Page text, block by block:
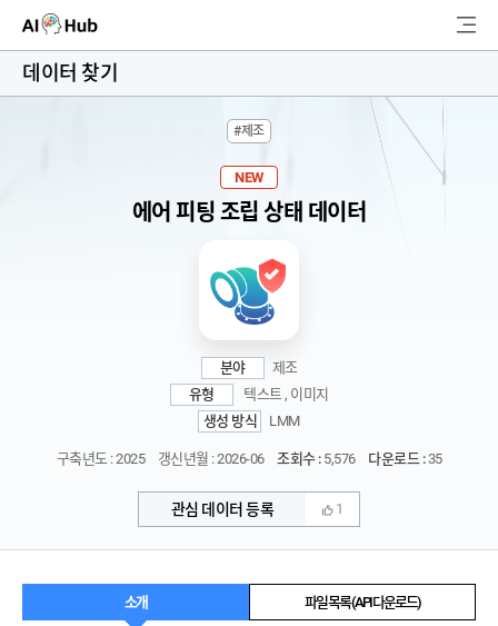
AI-Hub
색
데이터 찾기
#제조
NEW
에어 피팅 조립 상태 데이터
분야
제조
유형
텍스트 , 이미지
생성 방식
LMM
구축년도 : 2025 갱신년월 : 2026-06 조회수 :5,576 다운로드 :35
관심 데이터 등록 1
소개 파일 목록 (API 다운로드)